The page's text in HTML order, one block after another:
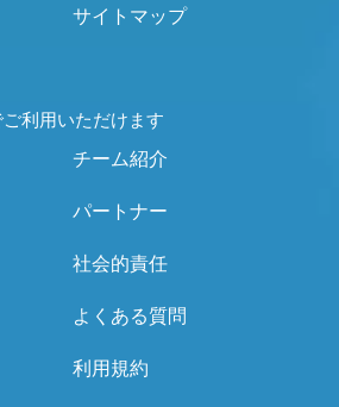
サイトマップ
利用いただけます
チーム紹介
パートナー
社会的責任
よくある質問
利用規約